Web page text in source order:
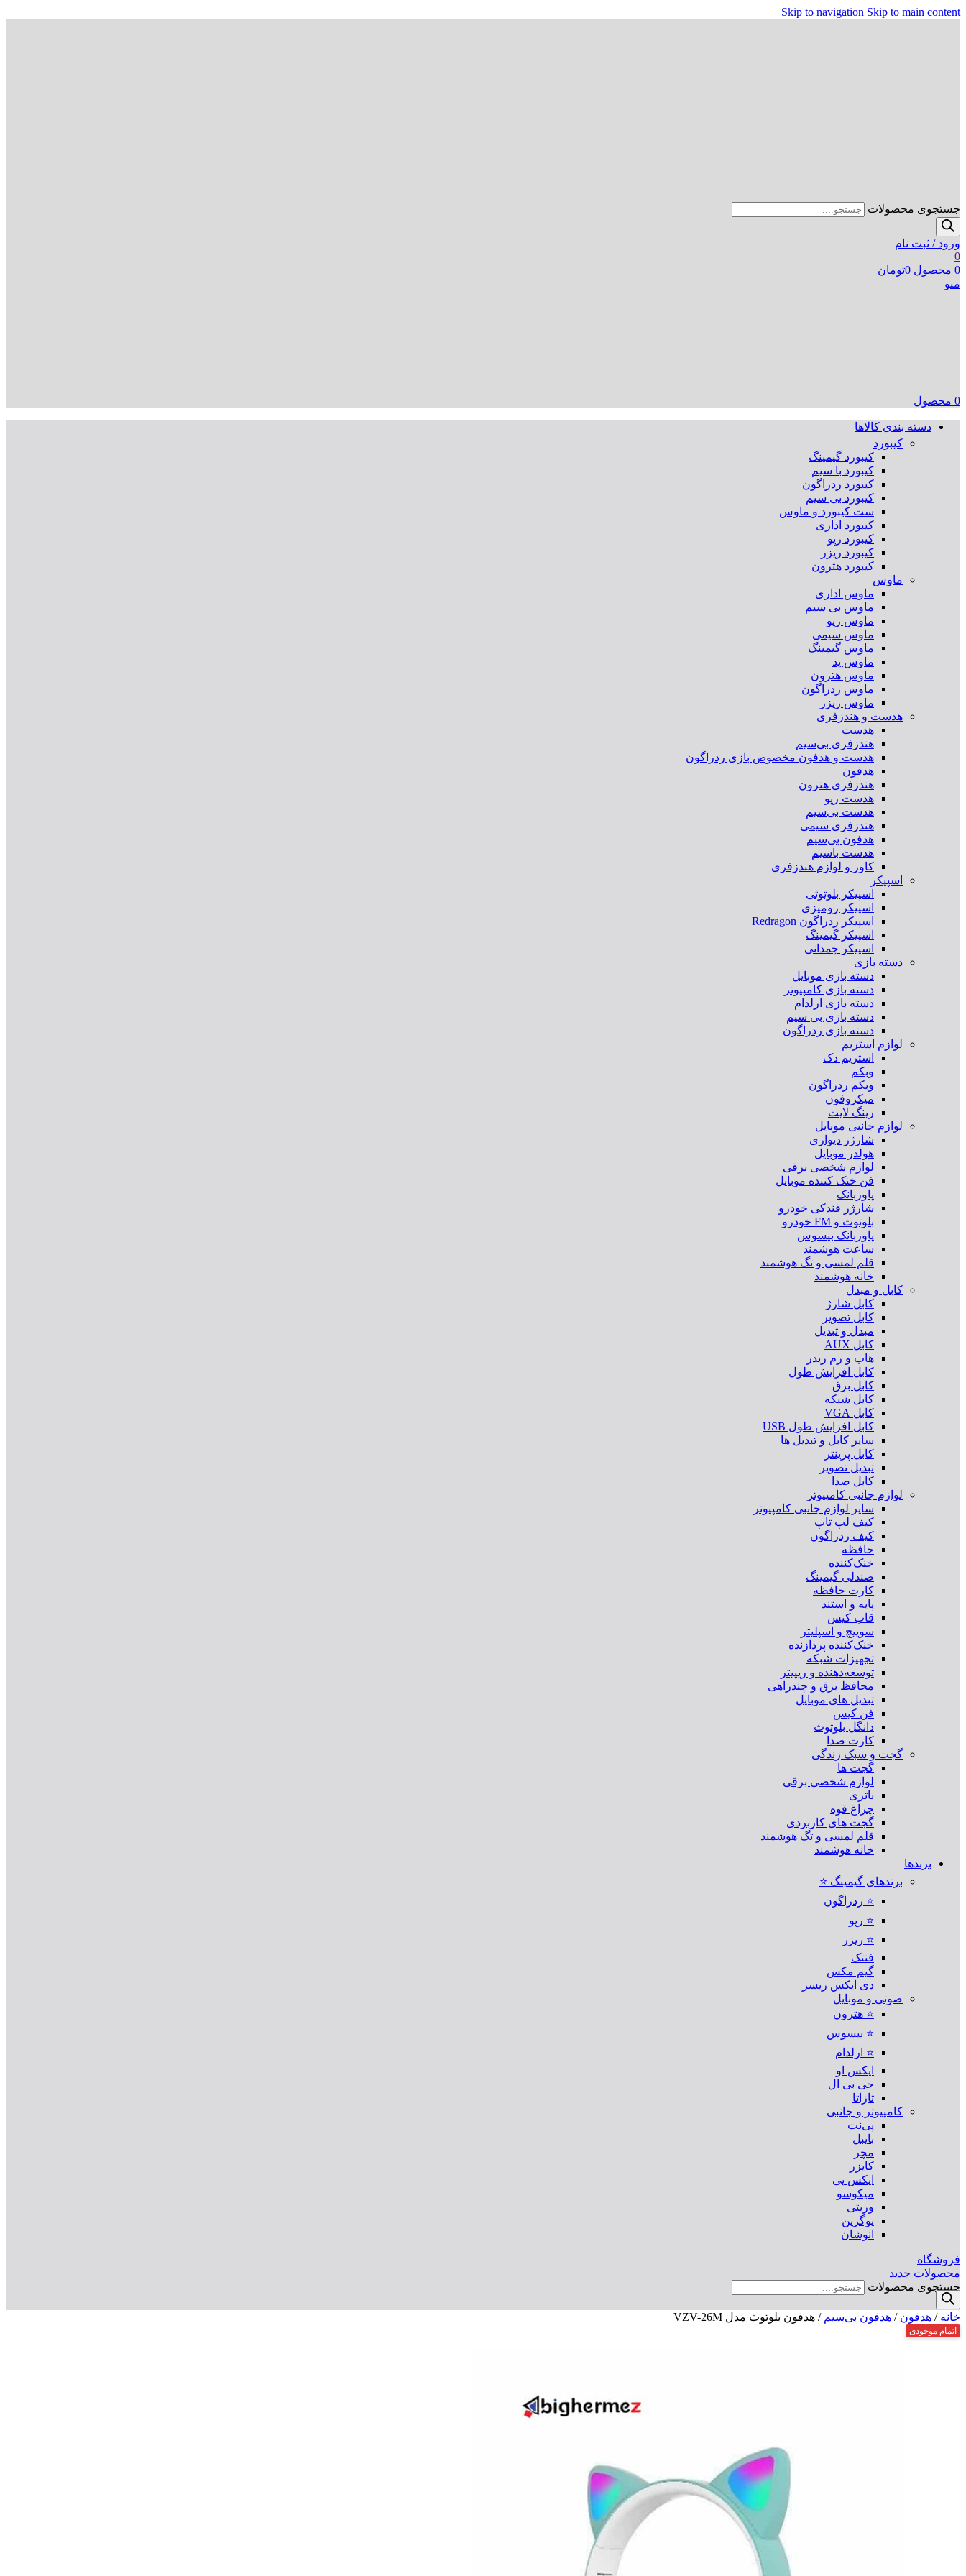
Skip to navigation Skip to main content
جستجوی محصولات
ورود / ثبت نام
0
0 محصول 0تومان
منو
0 محصول
دسته بندی کالاها
کیبورد
کیبورد گیمینگ
کیبورد با سیم
کیبورد ردراگون
کیبورد بی سیم
ست کیبورد و ماوس
کیبورد اداری
کیبورد رپو
کیبورد ریزر
کیبورد هترون
ماوس
ماوس اداری
ماوس بی سیم
ماوس رپو
ماوس سیمی
ماوس گیمینگ
ماوس پد
ماوس هترون
ماوس ردراگون
ماوس ریزر
هدست و هندزفری
هدست
هندزفری بی‌سیم
هدست و هدفون مخصوص بازی ردراگون
هدفون
هندزفری هترون
هدست رپو
هدست بی‌سیم
هندزفری سیمی
هدفون بی‌سیم
هدست باسیم
کاور و لوازم هندزفری
اسپیکر
اسپیکر بلوتوثی
اسپیکر رومیزی
اسپیکر ردراگون Redragon
اسپیکر گیمینگ
اسپیکر چمدانی
دسته بازی
دسته بازی موبایل
دسته بازی کامپیوتر
دسته بازی ارلدام
دسته بازی بی سیم
دسته بازی ردراگون
لوازم استریم
استریم دک
وبکم
وبکم ردراگون
میکروفون
رینگ لایت
لوازم جانبی موبایل
شارژر دیواری
هولدر موبایل
لوازم شخصی برقی
فن خنک کننده موبایل
پاوربانک
شارژر فندکی خودرو
بلوتوث و FM خودرو
پاوربانک بیسوس
ساعت هوشمند
قلم لمسی و تگ هوشمند
خانه هوشمند
کابل و مبدل
کابل شارژ
کابل تصویر
مبدل و تبدیل
کابل AUX
هاب و رم ریدر
کابل افزایش طول
کابل برق
کابل شبکه
کابل VGA
کابل افزایش طول USB
سایر کابل و تبدیل ها
کابل پرینتر
تبدیل تصویر
کابل صدا
لوازم جانبی کامپیوتر
سایر لوازم جانبی کامپیوتر
کیف لپ تاپ
کیف ردراگون
حافظه
خنک‌کننده
صندلی گیمینگ
کارت حافظه
پایه و استند
قاب کیس
سوییچ و اسپلیتر
خنک‌کننده پردازنده
تجهیزات شبکه
توسعه‌دهنده و ریپیتر
محافظ برق و چندراهی
تبدیل های موبایل
فن کیس
دانگل بلوتوث
کارت صدا
گجت و سبک زندگی
گجت ها
لوازم شخصی برقی
باتری
چراغ قوه
گجت های کاربردی
قلم لمسی و تگ هوشمند
خانه هوشمند
برندها
برندهای گیمینگ ⭐
⭐ ردراگون
⭐ رپو
⭐ ریزر
فنتک
گیم مکس
دی ایکس ریسر
صوتی و موبایل
⭐ هترون
⭐ بیسوس
⭐ ارلدام
ایکس او
جی بی ال
تازاتا
کامپیوتر و جانبی
پی‌نت
بایبل
مچر
کایزر
ایکس پی
میکوسو
وریتی
یوگرین
انوشان
فروشگاه
محصولات جدید
جستجوی محصولات
خانه/ هدفون/ هدفون بی‌سیم/ هدفون بلوتوث مدل VZV-26M
اتمام موجودی